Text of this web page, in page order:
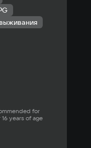
for
years of age